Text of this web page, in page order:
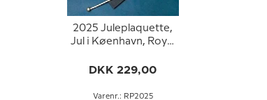
2025 Juleplaquette,
Jul i Køenhavn, Royal
DKK 229,00
Varenr.: RP2025